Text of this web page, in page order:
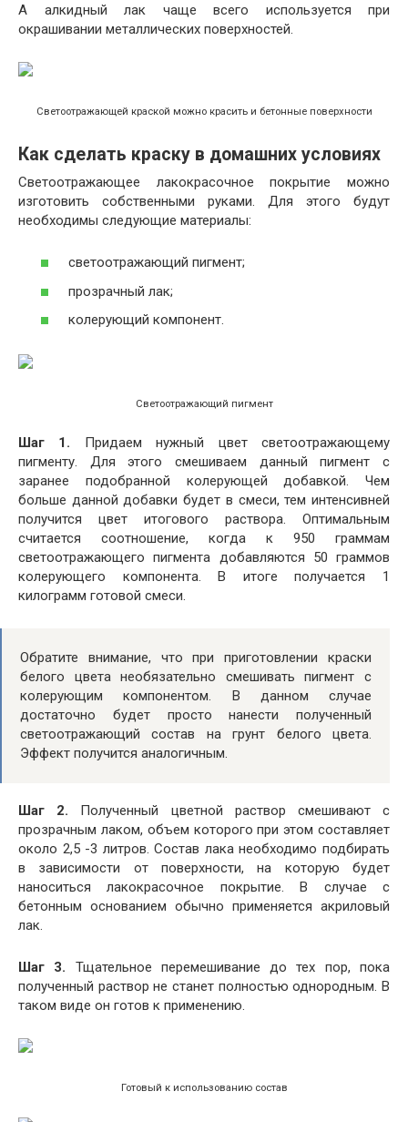
А алкидный лак чаще всего используется при
окрашивании металлических поверхностей.
Светоотражающей краской можно красить и бетонные поверхности
Как сделать краску в домашних условиях
Светоотражающее лакокрасочное покрытие можно
изготовить собственными руками. Для этого будут
необходимы следующие материалы:
светоотражающий пигмент;
прозрачный лак;
колерующий компонент.
Светоотражающий пигмент
Шаг 1. Придаем нужный цвет светоотражающему
пигменту. Для этого смешиваем данный пигмент с
заранее подобранной колерующей добавкой. Чем
больше данной добавки будет в смеси, тем интенсивней
получится цвет итогового раствора. Оптимальным
считается соотношение, когда к 950 граммам
светоотражающего пигмента добавляются 50 граммов
колерующего компонента. В итоге получается 1
килограмм готовой смеси.
Обратите внимание, что при приготовлении краски
белого цвета необязательно смешивать пигмент с
колерующим компонентом. В данном случае
достаточно будет просто нанести полученный
светоотражающий состав на грунт белого цвета.
Эффект получится аналогичным.
Шаг 2. Полученный цветной раствор смешивают с
прозрачным лаком, объем которого при этом составляет
около 2,5 -3 литров. Состав лака необходимо подбирать
в зависимости от поверхности, на которую будет
наноситься лакокрасочное покрытие. В случае с
бетонным основанием обычно применяется акриловый
лак.
Шаг 3. Тщательное перемешивание до тех пор, пока
полученный раствор не станет полностью однородным. В
таком виде он готов к применению.
Готовый к использованию состав